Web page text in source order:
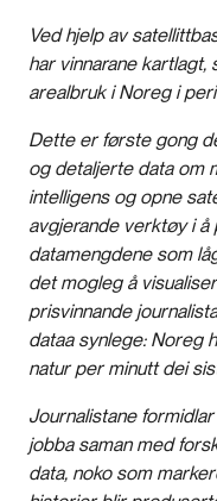
Ved hjelp av
har vinnarane
arealbruk i Noreg i
Dette er første gong
og detaljerte data om
intelligens og opne
avgjerande verktøy i
datamengdene som
det mogleg å
prisvinnande
dataa synlege: Noreg
natur per minutt dei
Journalistane
jobba saman med
data, noko som